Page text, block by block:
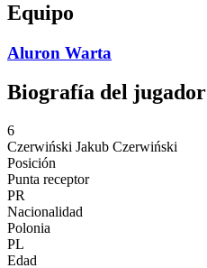
Equipo
Aluron Warta
Biografía del jugador
6
Czerwiński Jakub Czerwiński
Posición
Punta receptor
PR
Nacionalidad
Polonia
PL
Edad